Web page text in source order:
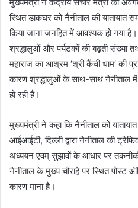
स्थित डाकघर को नैनीताल की यातायात
किया जाना जनहित में आवश्यक हो गया
श्रद्धालुओं और पर्यटकों की बढ़ती संख्या
महाराज का आश्रम ‘श्री कैंची धाम’ की
कारण श्रद्धालुओं के साथ-साथ नैनीताल में
हो रही है।
मुख्यमंत्री ने कहा कि नैनीताल को
आईआईटी, दिल्ली द्वारा नैनीताल की
अध्ययन एवम् सुझावों के आधार पर तकनीकी
नैनीताल के मुख्य चौराहे पर स्थित पोस्ट
कारण माना है।